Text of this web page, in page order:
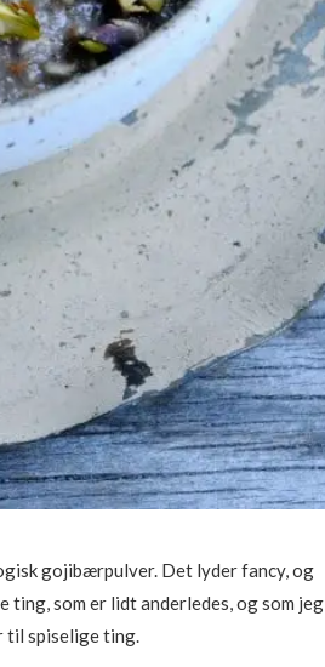
gojibærpulver. Det lyder fancy, og
ting, som er lidt anderledes, og som jeg
til spiselige ting.